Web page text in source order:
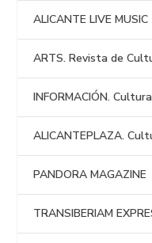
ALICANTE LIVE MUSIC
ARTS. Revista de
INFORMACIÓN. Cultura
ALICANTEPLAZA.
PANDORA MAGAZINE
TRANSIBERIAM